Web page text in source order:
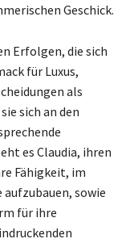
Geschick.
Erfolgen, die sich
für Luxus,
als
sich an den
es Claudia, ihren
Fähigkeit, im
sowie
für ihre